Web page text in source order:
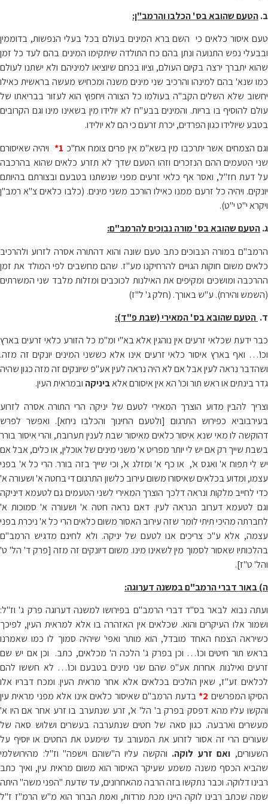
ב.הטעם שהובא בס' הכלבו והרמב"ן:
טעם איסור כלאים כי השם ברא המינים בעולם בכל בעלי הנפשות, בדוממין
ובבעלי נפש התנועה ונתן בהם כח התולדה שיתקימו המינים בהם לעד כל זמן
שהוא יתברך ירצה בקיום העולם, וציוו בכחם שיוציאו למיניהם ולא ישתנו לעולם
כמו שנא' בהם למינהו והרכיב שני מינים משנה ומכחיש מעשה בראשית כאילו
יחשוב שלא השלים הקב"ה בעולמו כל הצורה ויחפוץ הוא לעזור בבריאתו של
עולם להוסיף בו בריות. והמינים בבע"ח לא יולידו מין בשאינו מינו וגם הקרובים
בטבע שיולידו כגון הפרדים, יכרת זרעם כי הם לא יולידו.
וגם הצמחים אשר יתרכבו מין בשא"מ אין פרים צומח אח"כ 1*
ויהיה שאיסורם
שני הטעמים ההם הנזכרים וזהו הטעם שדך לא תזרע כלאים שהוא בהרכבה
על דעת חז"ל, ואסר אף כלאי זרעים מפני שנשתנו בטבעם ובצורתם בהיותם
יונקים. ויהיה כל זרעם ממנו כאילו הורכב משני מינים. (כלבו כלאים צ"א רמב"ן
ויקרא י"ט י"ט).
ג.הטעם שהובא בס' מורה נבוכים להרמב"ם:
הרמב"ם במורה הנבוכים כתב טעם שונה והוא דהתורה אסרה לזרוע ולהרכיב
כלאים משום חוקות הגויים להרחיקנו מע"ז. שהם מחשבים לפי המולד את זמן
ההרכבה ומושכים ומקיפים את האילנות לכוכבים ומזלות מלבד שני המשרתים
(השמש והירח). ע"ש באורך. (חלק ג' ל"ז)
ד. הטעם שהובא בס' המאירי (שבת פ"ד):
כבר ידעת שכלאי זרעים אין נוהגין אלא בא"י ומ"מ כל הזורע כלאי זרעים בארץ
וכו'… ואף בארץ איסור כלאי זרעים אינו אלא כששני המינים יונקים זה מזה.
ושהדבר נראה לעין אבל אם לא היה נראה לעין אע"פ שיונקים זה מזה כגון שהיה
גדר בינתים או ראש תור וכו' הא אין איסורם אלאביניקה ובמראית העין.
וצריך להבין מדוע הוצרך המאירי לטעם של יניקה הרי התורה אסרה לזרוע
בעירבוביא כפירוש התרגום [ולטעם החינוך והכלבו ניחא]. ואפשר לפרש
דהוקשה לו מאי שנא איסור כלאים מאיסור שבת לענין תערובת, והרי איסור בורר
בשבת שייך רק אם יש לי יותר מפריט א' משני מינים של אוכלין, או כלים, אבל אם
יש לי תפוח א' ואגס א', או כף א' ומזלג א', וכי שייך בזה בורר. הרי כל א' בפני
עצמו, ומדוע בכלאים שאיסורו משום עירוב כלשון התרגום די בחטה א' ושעורה א'
כדי לחייב מלקות ונראה דלכך הוצרך המאירי לשני הטעמים גם לטעמא דיניקה
וגם לטעמא דערוב הנראה לעין. דאם נראה חטה א' ושעורה א' סמוכות א'
לחברתה מהיכי תיתי לומר שזה עירוב האסור משום כלאים הרי כל א' ניכרת בפני
עצמה, אלא ע"כ צריכים אנו לטעם של יניקה. ולא לחינם מדגיש הרמב"ם
בהלכותיו שאסור לסמוך מין לשאינו מינו. משום דיונקים זה מזה [פרק ד' הל' ט'
והל' ט"ז].
ה) באור דברי הרמב"ם במשנה דערוגה:
ועתה נבוא לבאר בס"ד דברי הרמב"ם בפירושו למשנה דערוגה פרק ג' וז"ל:
ושמור אלו העיקרים והוא. שכלאים אין האזהרה בו אלא למראית העין, לפיכך
כשיראה הצמח האחד מובדל, הוא מותר ואפי' שיהיה סמוך לו כמו שאמרנו
בראש תור חיטים וכו'… וכן בפרק ג' הלכה ה' מכלאים, כתב. וכן אם יש שם
זרעים ואילנות אחרות אע"פ שהם שני מינים בטבעם וכו'… לא חששו להם
לכלאים זע"ז, שאין הולכים בכלאים אלא אחר מראית העין. ומכח דבריו אלו
הסיקו המפרשים 2* בדעת הרמב"ם שאיסור כלאים אינו אלא מפני מראית עין
והקשו עליו מהא דפסק בפרק ב' הל' א', זרע שנתערב בו זרע אחר אם היו א'
מעשרים וארבעה. כגון סאה של חטים שנתערבה בעשרים ושלוש סאה של
שעורים הרי זה אסור לזרוע את המעורב עד שימעט את החטים או יוסיף על
השעורים, ואם זרע לוקה. והקשה עליו ה"שוהם וישפה" וז"ל: מהירושלמי
שהביא הכסף משנה משמע שעיקר האיסור הוא משום מראית עין, ואיך כתב
רבינו דלוקה. וכבר נתקשו בזה הרבה מהאחרונים, עד שדעת "הפני משה" היתה
שמה שכתב רבינו לוקה היינו מכת מרדות, ואמת הברור הוא מ"ש הרמ"ז ז"ל